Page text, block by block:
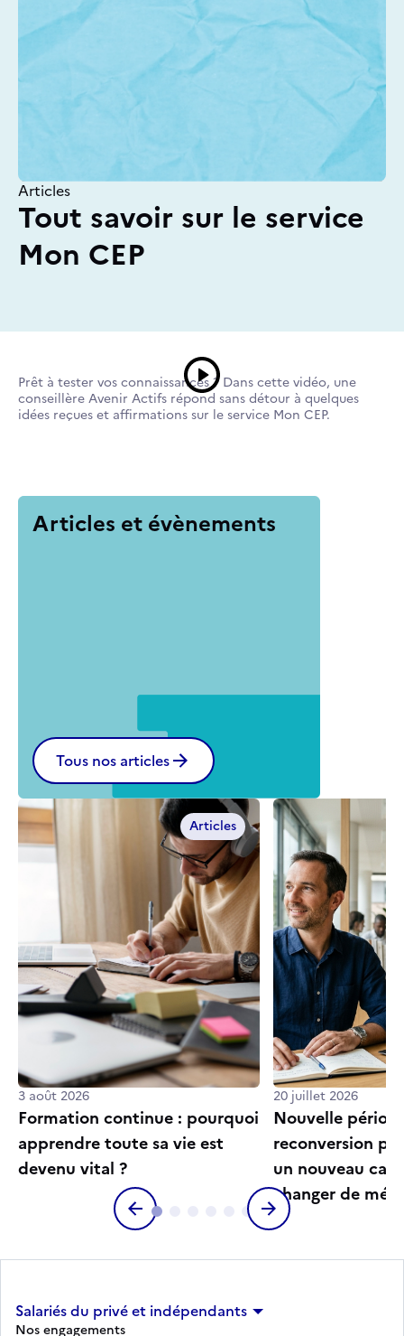
Articles
Tout savoir sur le service
Mon CEP
Prêt à tester vos connaissances ? Dans cette vidéo, une
conseillère Avenir Actifs répond sans détour à quelques
idées reçues et affirmations sur le service Mon CEP.
Articles et évènements
Tous nos articles
Articles
3 août 2026
Formation continue : pourquoi
apprendre toute sa vie est
devenu vital ?
20 juillet 2026
Nouvelle
reconversion
un nouveau
changer de
Salariés du privé et indépendants
Nos engagements